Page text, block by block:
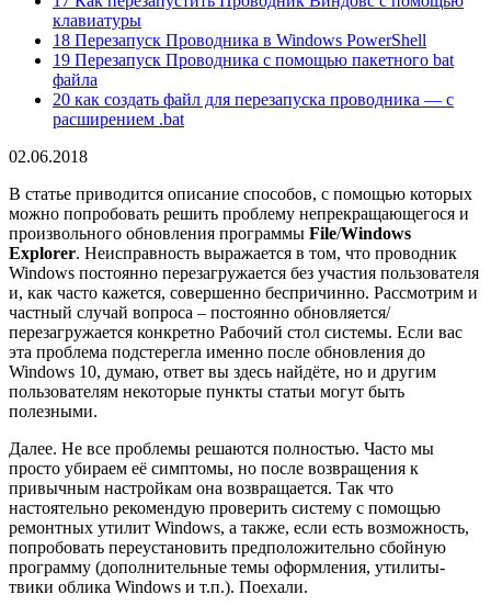
клавиатуры
18 Перезапуск Проводника в Windows PowerShell
19 Перезапуск Проводника с помощью пакетного bat
файла
20 как создать файл для перезапуска проводника — с
расширением .bat
02.06.2018
В статье приводится описание способов, с помощью которых
можно попробовать решить проблему непрекращающегося и
произвольного обновления программы File/Windows
Explorer. Неисправность выражается в том, что проводник
Windows постоянно перезагружается без участия пользователя
и, как часто кажется, совершенно беспричинно. Рассмотрим и
частный случай вопроса – постоянно обновляется/
перезагружается конкретно Рабочий стол системы. Если вас
эта проблема подстерегла именно после обновления до
Windows 10, думаю, ответ вы здесь найдёте, но и другим
пользователям некоторые пункты статьи могут быть
полезными.
Далее. Не все проблемы решаются полностью. Часто мы
просто убираем её симптомы, но после возвращения к
привычным настройкам она возвращается. Так что
настоятельно рекомендую проверить систему с помощью
ремонтных утилит Windows, а также, если есть возможность,
попробовать переустановить предположительно сбойную
программу (дополнительные темы оформления, утилиты-
твики облика Windows и т.п.). Поехали.